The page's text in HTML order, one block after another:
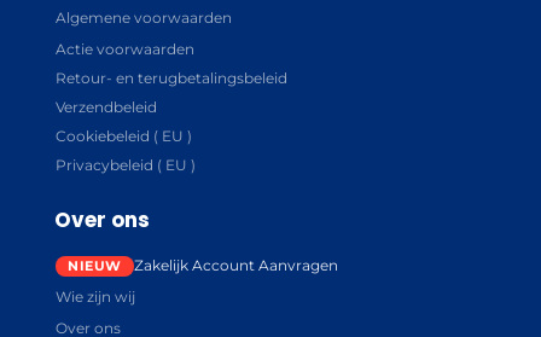
Algemene voorwaarden
Actie voorwaarden
Retour- en terugbetalingsbeleid
Verzendbeleid
Cookiebeleid ( EU )
Privacybeleid ( EU )
Over ons
Zakelijk Account Aanvragen
Wie zijn wij
Over ons